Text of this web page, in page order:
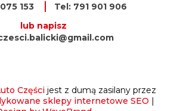
153
Tel: 791 901 906
lub napisz
Częścijest z dumą zasilany przez
sklepy internetowe SEO